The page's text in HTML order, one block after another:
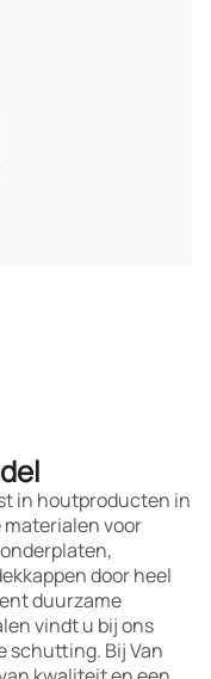
in houtproducten in
voor
door heel
duurzame
vindt u bij ons
schutting. Bij Van